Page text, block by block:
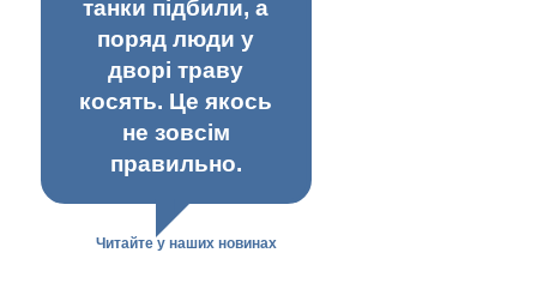
танки підбили, а
поряд люди у
дворі траву
косять. Це якось
не зовсім
правильно.
Читайте у наших новинах